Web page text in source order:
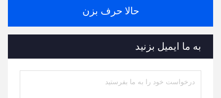
حالا حرف بزن
به ما ایمیل بزنید